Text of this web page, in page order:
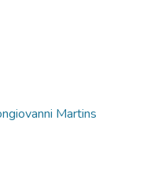
Martins